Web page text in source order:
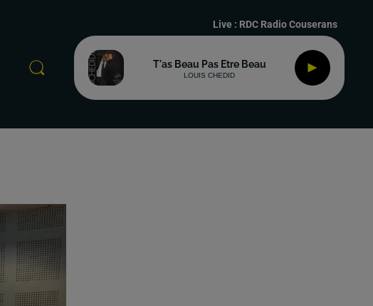
Live : RDC Radio Couserans
T'as Beau Pas Etre Beau
LOUIS CHEDID